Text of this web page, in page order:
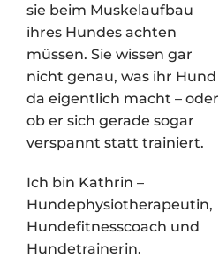
sie beim Muskelaufbau
ihres Hundes achten
müssen. Sie wissen gar
nicht genau, was ihr Hund
da eigentlich macht – oder
ob er sich gerade sogar
verspannt statt trainiert.
Ich bin Kathrin –
Hundephysiotherapeutin,
Hundefitnesscoach und
Hundetrainerin.